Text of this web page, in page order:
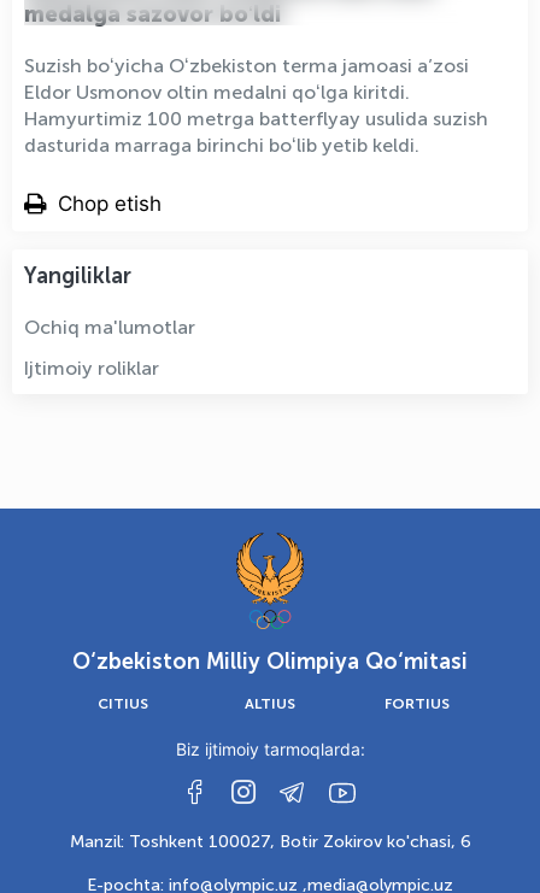
medalga sazovor boʻldi
Suzish boʻyicha Oʻzbekiston terma jamoasi a’zosi
Eldor Usmonov oltin medalni qoʻlga kiritdi.
Hamyurtimiz 100 metrga batterflyay usulida suzish
dasturida marraga birinchi boʻlib yetib keldi.
Chop etish
Yangiliklar
Ochiq ma'lumotlar
Ijtimoiy roliklar
O‘zbekiston Milliy Olimpiya Qo‘mitasi
CITIUS ALTIUS FORTIUS
Biz ijtimoiy tarmoqlarda:
Manzil: Toshkent 100027, Botir Zokirov ko'chasi, 6
E-pochta: info@olympic.uz ,media@olympic.uz